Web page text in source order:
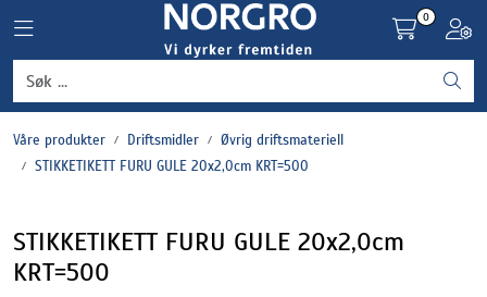
Toggle navigation
0
Våre produkter Driftsmidler
Øvrig driftsmateriell
STIKKETIKETT FURU GULE 20x2,0cm KRT=500
STIKKETIKETT FURU GULE 20x2,0cm
KRT=500
Grønnsaker
Settepotet og setteløk
Plantevern og nyttedyr